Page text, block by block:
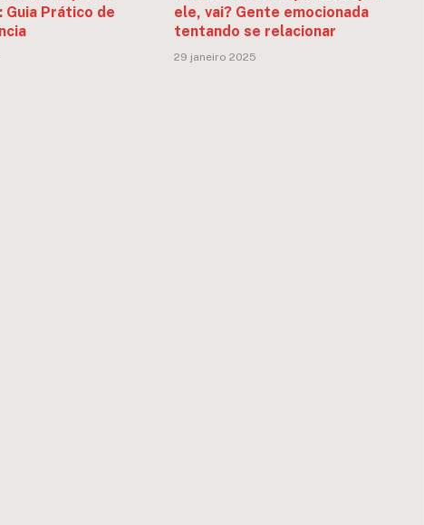
Guia Prático de
ele, vai? Gente emocionada
tentando se relacionar
29 janeiro 2025